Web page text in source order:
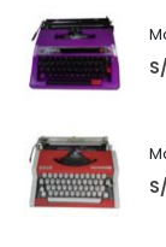
S/
S/